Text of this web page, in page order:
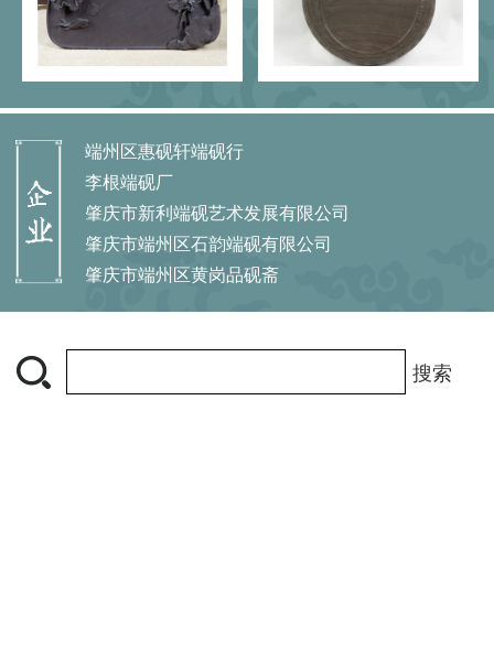
端州区惠砚轩端砚行
李根端砚厂
肇庆市新利端砚艺术发展有限公司
肇庆市端州区石韵端砚有限公司
肇庆市端州区黄岗品砚斋
搜索